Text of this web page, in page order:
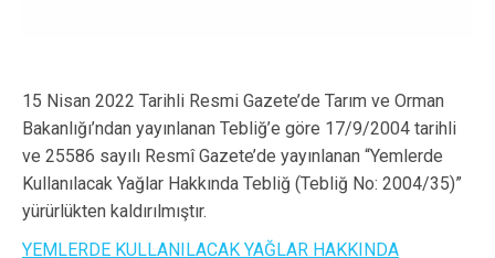
15 Nisan 2022 Tarihli Resmi Gazete’de Tarım ve Orman
Bakanlığı’ndan yayınlanan Tebliğ’e göre 17/9/2004 tarihli
ve 25586 sayılı Resmî Gazete’de yayınlanan “Yemlerde
Kullanılacak Yağlar Hakkında Tebliğ (Tebliğ No: 2004/35)”
yürürlükten kaldırılmıştır.
YEMLERDE KULLANILACAK YAĞLAR HAKKINDA